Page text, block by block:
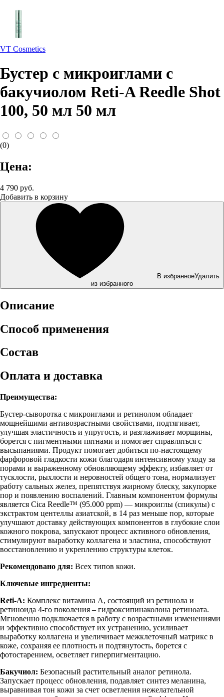
VT Cosmetics
Бустер с микроиглами с
бакучиолом Reti-A Reedle Shot
100, 50 мл 50 мл
(0)
Цена:
4 790 руб.
Добавить в корзину
В избранноеУдалить
из избранного
Описание
Способ применения
Состав
Оплата и доставка
Преимущества:
Бустер-сыворотка с микроиглами и ретинолом обладает
мощнейшими антивозрастными свойствами, подтягивает,
улучшая эластичность и упругость, и разглаживает морщины,
борется с пигментными пятнами и помогает справляться с
высыпаниями. Продукт помогает добиться по-настоящему
фарфоровой гладкости кожи благодаря интенсивному уходу за
порами и выраженному обновляющему эффекту, избавляет от
тусклости, рыхлости и неровностей общего тона, нормализует
работу сальных желез, препятствуя жирному блеску, закупорке
пор и появлению воспалений. Главным компонентом формулы
является Cica Reedle™ (95.000 ppm) — микроиглы (спикулы) с
экстрактом центеллы азиатской, в 14 раз меньше пор, которые
улучшают доставку действующих компонентов в глубокие слои
кожного покрова, запускают процесс активного обновления,
стимулируют выработку коллагена и эластина, способствуют
восстановлению и укреплению структуры клеток.
Рекомендовано для: Всех типов кожи.
Ключевые ингредиенты:
Reti-A: Комплекс витамина А, состоящий из ретинола и
ретиноида 4-го поколения – гидроксипинаколона ретиноата.
Мгновенно подключается в работу с возрастными изменениями
и эффективно способствует их устранению, усиливает
выработку коллагена и увеличивает межклеточный матрикс в
коже, сохраняя ее плотность и подтянутость, борется с
фотостарением, осветляет гиперпигментацию.
Бакучиол: Безопасный растительный аналог ретинола.
Запускает процесс обновления, подавляет синтез меланина,
выравнивая тон кожи за счет осветления нежелательной